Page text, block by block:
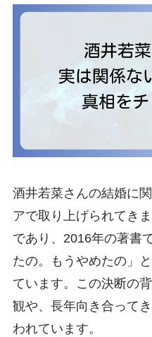
酒井若菜さんの結婚に
アで取り上げられてき
であり、2016年の著書
たの。もうやめたの」と
ています。この決断の
観や、長年向き合って
われています。